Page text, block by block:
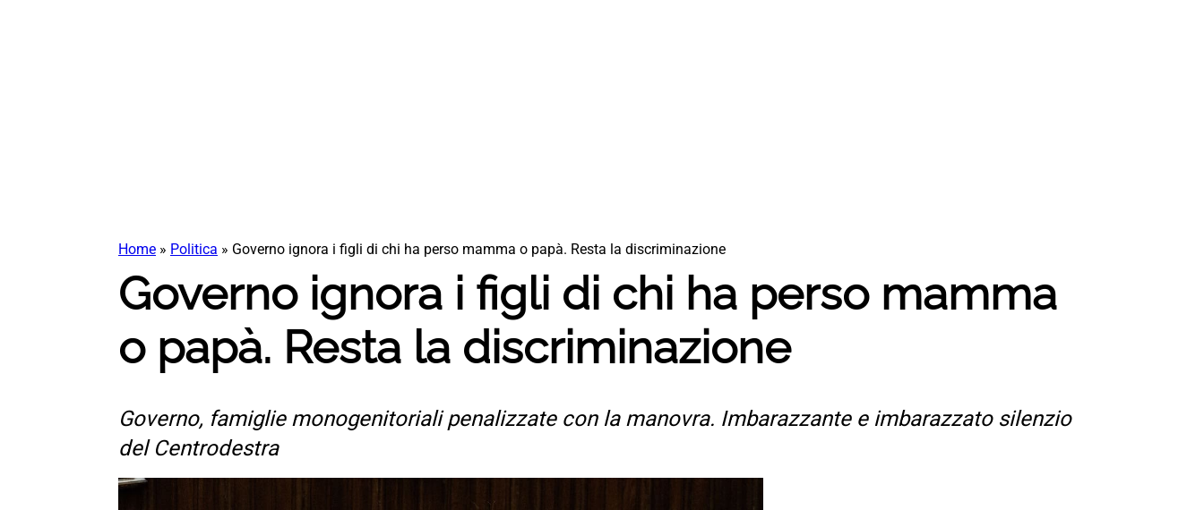
Home » Politica » Governo ignora i figli di chi ha perso mamma o papà. Resta la discriminazione
Governo ignora i figli di chi ha perso mamma
o papà. Resta la discriminazione
Governo, famiglie monogenitoriali penalizzate con la manovra. Imbarazzante e imbarazzato silenzio
del Centrodestra